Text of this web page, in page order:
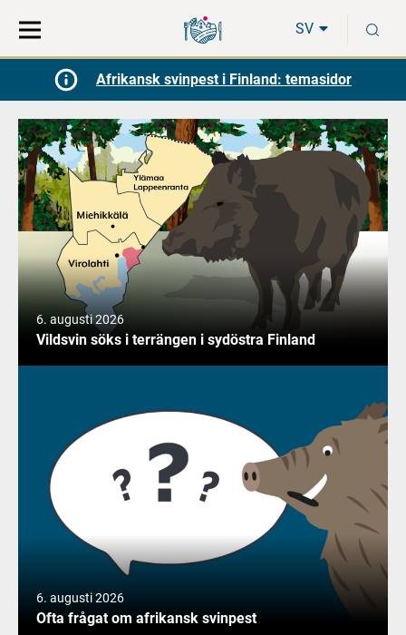
direkt
till
på
hela
SV
Afrikansk svinpest i Finland: temasidor
6. augusti 2026
Vildsvin söks i terrängen i sydöstra Finland
6. augusti 2026
Ofta frågat om afrikansk svinpest